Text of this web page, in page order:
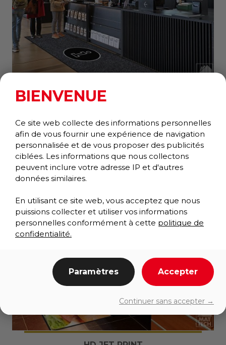
Wiper/Scraper
Performance Collection
BIENVENUE
Ce site web collecte des informations personnelles
afin de vous fournir une expérience de navigation
personnalisée et de vous proposer des publicités
ciblées. Les informations que nous collectons
peuvent inclure votre adresse IP et d'autres
données similaires.
En utilisant ce site web, vous acceptez que nous
puissions collecter et utiliser vos informations
personnelles conformément à cette politique de
confidentialité.
Paramètres Accepter
Continuer sans accepter →